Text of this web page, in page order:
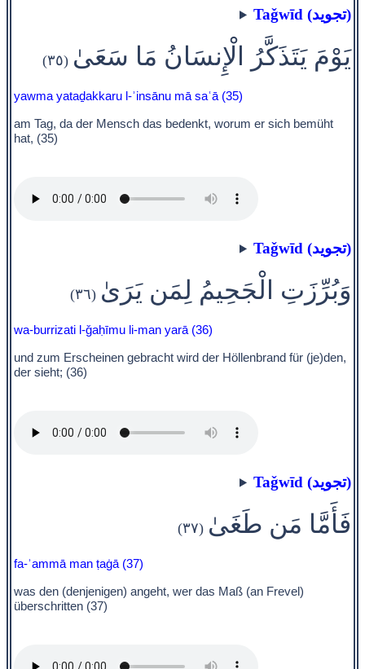
Taǧwīd (تجويد)
يَوْمَ يَتَذَكَّرُ الْإِنسَانُ مَا سَعَىٰ (٣٥)
yawma yataḏakkaru l-ʾinsānu mā saʿā (35)
am Tag, da der Mensch das bedenkt, worum er sich bemüht
hat, (35)
Taǧwīd (تجويد)
وَبُرِّزَتِ الْجَحِيمُ لِمَن يَرَىٰ (٣٦)
wa-burrizati l-ǧaḥīmu li-man yarā (36)
und zum Erscheinen gebracht wird der Höllenbrand für (je)den,
der sieht; (36)
Taǧwīd (تجويد)
فَأَمَّا مَن طَغَىٰ (٣٧)
fa-ʾammā man ṭaġā (37)
was den (denjenigen) angeht, wer das Maß (an Frevel)
überschritten (37)